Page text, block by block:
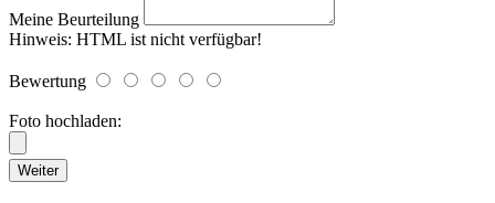
Meine Beurteilung
Hinweis: HTML ist nicht verfügbar!
Bewertung
Foto hochladen:
Weiter